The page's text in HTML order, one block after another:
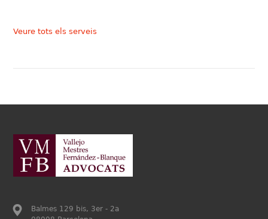
Veure tots els serveis
Balmes 129 bis, 3er - 2a